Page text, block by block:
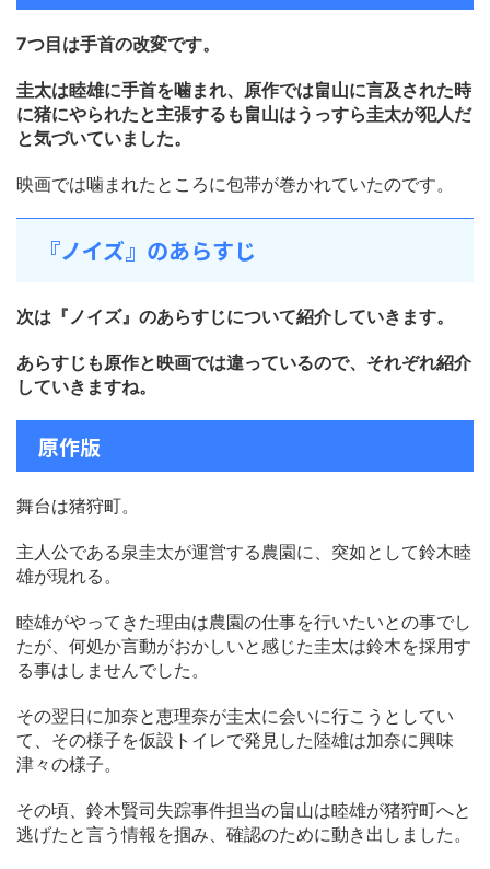
7つ目は手首の改変です。
圭太は睦雄に手首を噛まれ、原作では畠山に言及された時
に猪にやられたと主張するも畠山はうっすら圭太が犯人だ
と気づいていました。
映画では噛まれたところに包帯が巻かれていたのです。
『ノイズ』のあらすじ
次は『ノイズ』のあらすじについて紹介していきます。
あらすじも原作と映画では違っているので、それぞれ紹介
していきますね。
原作版
舞台は猪狩町。
主人公である泉圭太が運営する農園に、突如として鈴木睦
雄が現れる。
睦雄がやってきた理由は農園の仕事を行いたいとの事でし
たが、何処か言動がおかしいと感じた圭太は鈴木を採用す
る事はしませんでした。
その翌日に加奈と恵理奈が圭太に会いに行こうとしてい
て、その様子を仮設トイレで発見した陸雄は加奈に興味
津々の様子。
その頃、鈴木賢司失踪事件担当の畠山は睦雄が猪狩町へと
逃げたと言う情報を掴み、確認のために動き出しました。